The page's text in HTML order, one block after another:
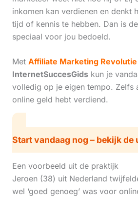
inkomen kan verdienen en denkt
tijd of kennis te hebben. Dan is
speciaal voor jou bedoeld.
Met Affiliate Marketing Revolutie
InternetSuccesGidskun je
volledig op je eigen tempo. Zelfs
online geld hebt verdiend.
Start vandaag nog – bekijk de
Een voorbeeld uit de praktijk
Jeroen (38) uit Nederland
wel ‘goed genoeg’ was voor